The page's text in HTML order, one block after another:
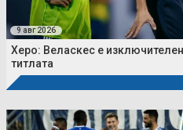
9 авг 2026
Херо: Веласкес е
титлата